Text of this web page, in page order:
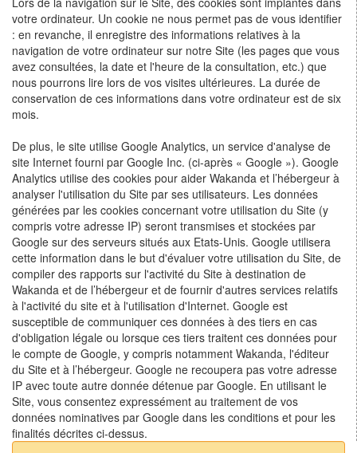
votre ordinateur. Un cookie ne nous permet pas de vous identifier
: en revanche, il enregistre des informations relatives à la
navigation de votre ordinateur sur notre Site (les pages que vous
avez consultées, la date et l'heure de la consultation, etc.) que
nous pourrons lire lors de vos visites ultérieures. La durée de
conservation de ces informations dans votre ordinateur est de six
mois.
De plus, le site utilise Google Analytics, un service d'analyse de
site Internet fourni par Google Inc. (ci-après « Google »). Google
Analytics utilise des cookies pour aider Wakanda et l’hébergeur à
analyser l'utilisation du Site par ses utilisateurs. Les données
générées par les cookies concernant votre utilisation du Site (y
compris votre adresse IP) seront transmises et stockées par
Google sur des serveurs situés aux Etats-Unis. Google utilisera
cette information dans le but d'évaluer votre utilisation du Site, de
compiler des rapports sur l'activité du Site à destination de
Wakanda et de l’hébergeur et de fournir d'autres services relatifs
à l'activité du site et à l'utilisation d'Internet. Google est
susceptible de communiquer ces données à des tiers en cas
d'obligation légale ou lorsque ces tiers traitent ces données pour
le compte de Google, y compris notamment Wakanda, l'éditeur
du Site et à l’hébergeur. Google ne recoupera pas votre adresse
IP avec toute autre donnée détenue par Google. En utilisant le
Site, vous consentez expressément au traitement de vos
données nominatives par Google dans les conditions et pour les
finalités décrites ci-dessus.